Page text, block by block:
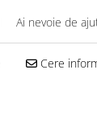
Ai nevoie de
Cere